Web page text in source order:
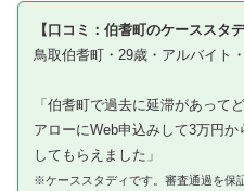
【口コミ：伯耆町のケーススタデ
鳥取伯耆町・29歳・アルバイト
「伯耆町で過去に延滞があって
アローにWeb申込みして3万円
してもらえました」
※ケーススタディです。審査通過を保